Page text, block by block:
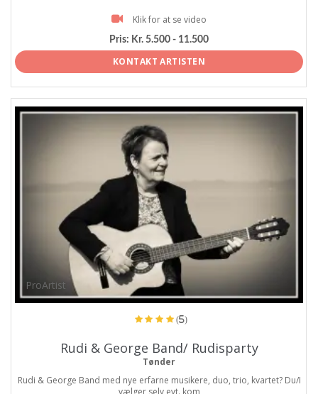
Klik for at se video
Pris: Kr. 5.500 - 11.500
KONTAKT ARTISTEN
ProArtist
(5)
Rudi & George Band/ Rudisparty
Tønder
Rudi & George Band med nye erfarne musikere, duo, trio, kvartet? Du/I